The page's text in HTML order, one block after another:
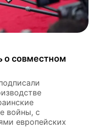
о совместном
войны, с
европейских